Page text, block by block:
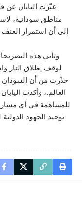
عبّرت اليابان عن
مناطق سودانية،
إلى أن استمرار العنف
وتأتي هذه
لوقف إطلاق النار
حذّرت من أن السودان
العالم.، وأكدت
للمساهمة في أي مسار
توحيد الجهود